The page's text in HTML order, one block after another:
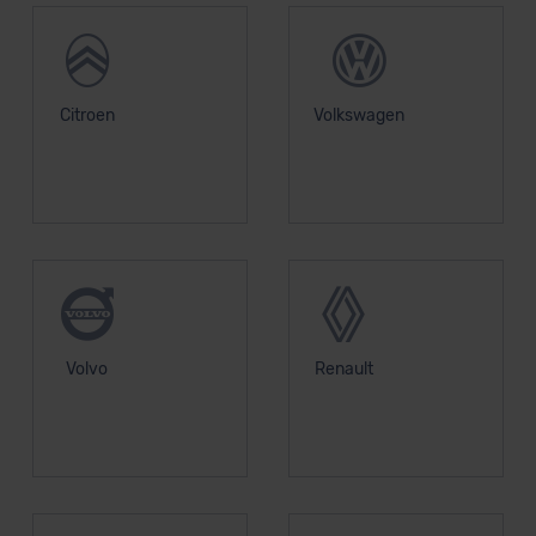
Kommission (Art. 45 Abs. 1 DSGVO), von
Standarddatenschutzklauseln (Art. 46 Abs. 2 lit. c
DSGVO) oder wenn Sie hierzu Ihre Einwilligung freiwillig
erteilen. Nähere Informationen zu den bestehenden
Citroen Volkswagen
Volvo Renault